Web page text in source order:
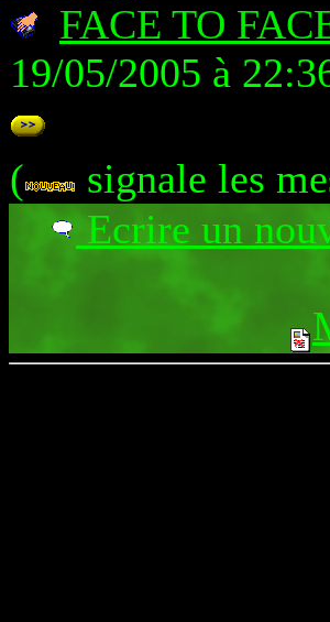
FACE TO
19/05/2005 à
(
signale les
Ecrire un